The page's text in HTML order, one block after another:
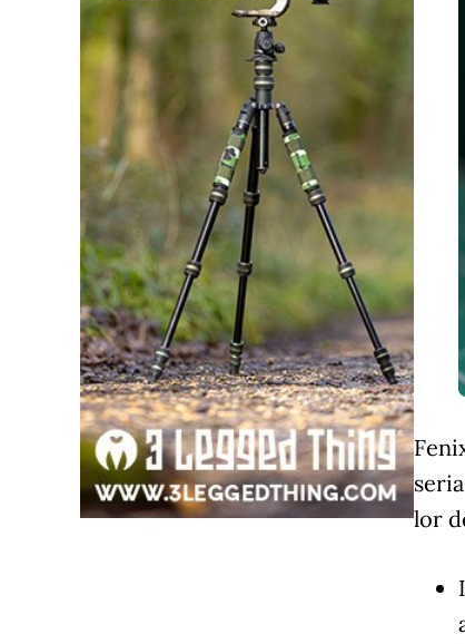
lor